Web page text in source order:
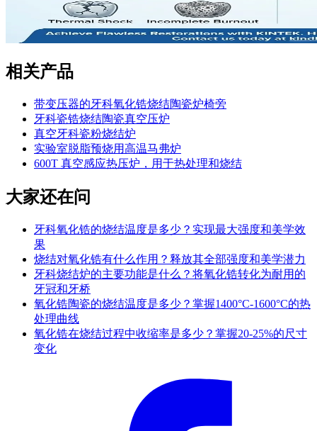
相关产品
带变压器的牙科氧化锆烧结陶瓷炉椅旁
牙科瓷锆烧结陶瓷真空压炉
真空牙科瓷粉烧结炉
实验室脱脂预烧用高温马弗炉
600T 真空感应热压炉，用于热处理和烧结
大家还在问
牙科氧化锆的烧结温度是多少？实现最大强度和美学效
果
烧结对氧化锆有什么作用？释放其全部强度和美学潜力
牙科烧结炉的主要功能是什么？将氧化锆转化为耐用的
牙冠和牙桥
氧化锆陶瓷的烧结温度是多少？掌握1400°C-1600°C的热
处理曲线
氧化锆在烧结过程中收缩率是多少？掌握20-25%的尺寸
变化